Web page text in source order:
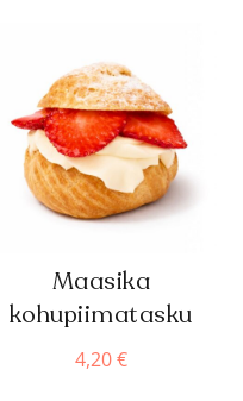
Maasika
kohupiimatasku
4,20€